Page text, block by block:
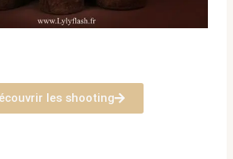
les shooting